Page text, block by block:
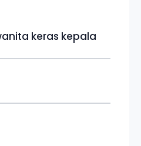
keras kepala